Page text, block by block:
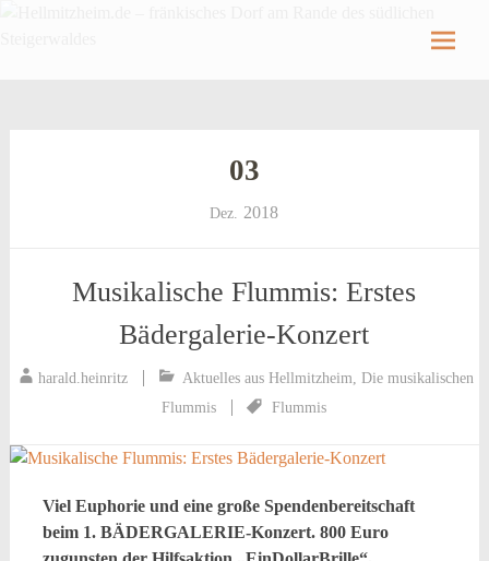
Hellmitzheim.de – fränkisches Dorf am Rande
03
Dez. 2018
Musikalische Flummis: Erstes
Bädergalerie-Konzert
harald.heinritz Aktuelles aus Hellmitzheim,Die musikalischen
Flummis
Flummis
Viel Euphorie und eine große Spendenbereitschaft
beim 1. BÄDERGALERIE-Konzert. 800 Euro